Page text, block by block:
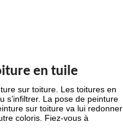
en tuile
sur toiture. Les toitures en
s’infiltrer. La pose de peinture
sur toiture va lui redonner
coloris. Fiez-vous à